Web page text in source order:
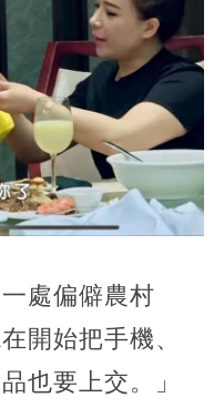
處偏僻農村
開始把手機、
也要上交。」